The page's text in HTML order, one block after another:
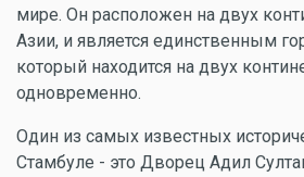
мире. Он расположен на двух
Азии, и является единственным
который находится на двух
одновременно.
Один из самых известных
Стамбуле - это Дворец Адил